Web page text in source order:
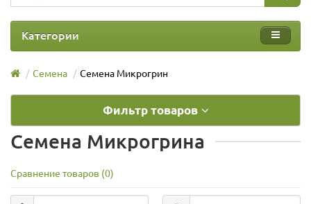
Категории
Семена Семена Микрогрин
Фильтр товаров
Семена Микрогрина
Сравнение товаров (0)